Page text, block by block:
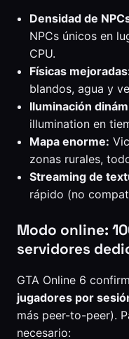
Densidad de
NPCs únicos en
CPU.
Físicas
blandos, agua y
Iluminación
illumination en
Mapa enorme:
zonas rurales,
Streaming de
rápido (no
Modo online:
servidores
GTA Online 6
jugadores por
más peer-to-peer).
necesario: